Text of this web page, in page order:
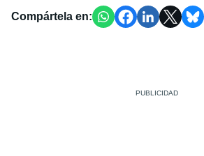
Compártela en: